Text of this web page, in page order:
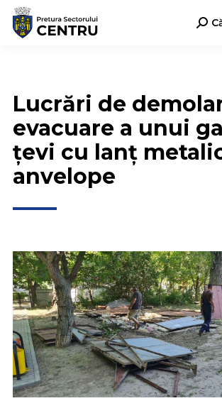
Lucrări de
evacuare a unui
țevi cu lanț
anvelope